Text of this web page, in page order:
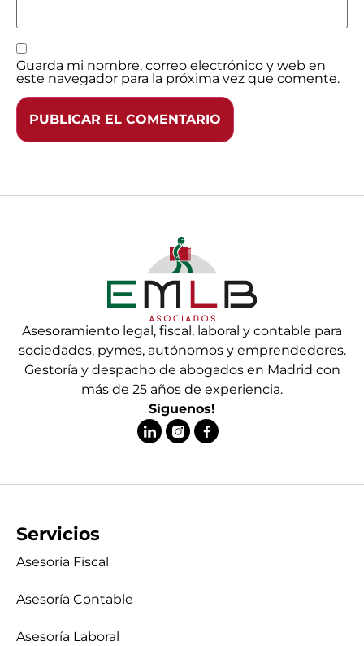
Guarda mi nombre, correo electrónico y web en
este navegador para la próxima vez que comente.
Asesoramiento legal, fiscal, laboral y contable para
sociedades, pymes, autónomos y emprendedores.
Gestoría y despacho de abogados en Madrid con
más de 25 años de experiencia.
Síguenos!
Servicios
Asesoría Fiscal
Asesoría Contable
Asesoría Laboral